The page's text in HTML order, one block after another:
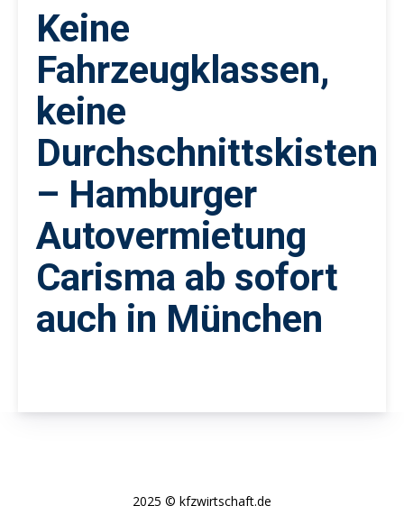
Keine
Fahrzeugklassen,
keine
Durchschnittskisten
– Hamburger
Autovermietung
Carisma ab sofort
auch in München
2025 © kfzwirtschaft.de